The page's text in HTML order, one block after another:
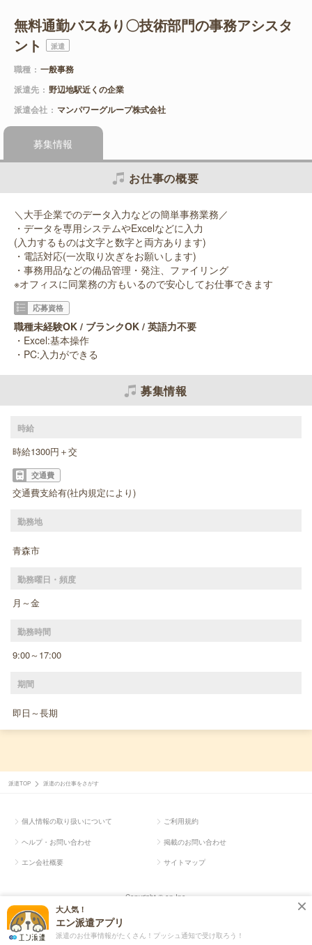
無料通勤バスあり〇技術部門の事務アシスタ
ント
派遣
職種
一般事務
派遣先
野辺地駅近くの企業
派遣会社
マンパワーグループ株式会社
募集情報
お仕事の概要
＼大手企業でのデータ入力などの簡単事務業務／
・データを専用システムやExcelなどに入力
(入力するものは文字と数字と両方あります)
・電話対応(一次取り次ぎをお願いします)
・事務用品などの備品管理・発注、ファイリング
※オフィスに同業務の方もいるので安心してお仕事できます
応募資格
職種未経験OK / ブランクOK / 英語力不要
・Excel:基本操作
・PC:入力ができる
募集情報
時給
時給1300円＋交
交通費
交通費支給有(社内規定により)
勤務地
青森市
勤務曜日・頻度
月～金
勤務時間
9:00～17:00
期間
即日～長期
大人気！
エン派遣アプリ
派遣のお仕事情報がたくさん！プッシュ通知で受け取ろう！
派遣TOP 派遣のお仕事をさがす
個人情報の取り扱いについて ご利用規約
ヘルプ・お問い合わせ 掲載のお問い合わせ
エン会社概要 サイトマップ
Copyright © en Inc.